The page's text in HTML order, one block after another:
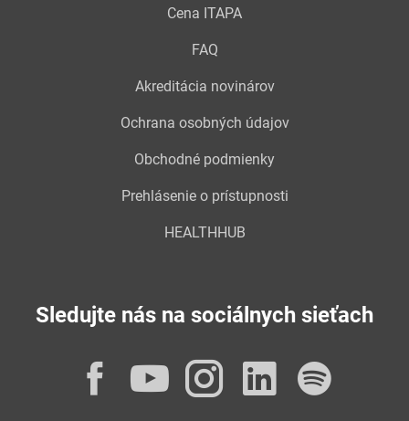
Cena ITAPA
FAQ
Akreditácia novinárov
Ochrana osobných údajov
Obchodné podmienky
Prehlásenie o prístupnosti
HEALTHHUB
Sledujte nás na sociálnych sieťach
Facebook
YouTube
Instagram